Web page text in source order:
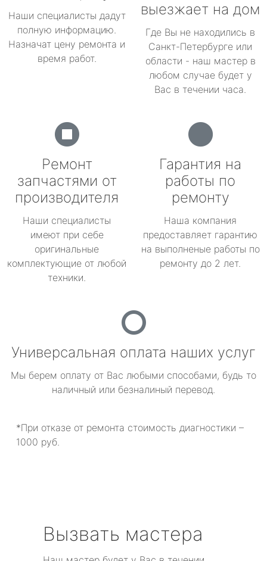
Наши специалисты дадут
полную информацию.
Назначат цену ремонта и
время работ.
выезжает на дом
Где Вы не находились в
Санкт-Петербурге или
области - наш мастер в
любом случае будет у
Вас в течении часа.
Ремонт
запчастями от
производителя
Наши специалисты
имеют при себе
оригинальные
комплектующие от любой
техники.
Гарантия на
работы по
ремонту
Наша компания
предоставляет гарантию
на выполненые работы по
ремонту до 2 лет.
Универсальная оплата наших услуг
Мы берем оплату от Вас любыми способами, будь то
наличный или безналиный перевод.
*При отказе от ремонта стоимость диагностики –
1000 руб.
Вызвать мастера